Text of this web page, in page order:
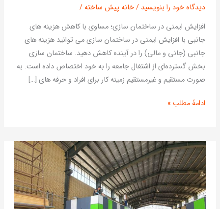
دیدگاه‌ خود را بنویسید /خانه پیش ساخته/
افزایش ایمنی در ساختمان سازی؛ مساوی با کاهش هزینه های
جانبی با افزایش ایمنی در ساختمان سازی می توانید هزینه های
جانبی (جانی و مالی) را در آینده کاهش دهید. ساختمان سازی
بخش گسترده‌ای از اشتغال جامعه را به خود اختصاص داده است. به
صورت مستقیم و غیرمستقیم زمینه کار برای افراد و حرفه های […]
سازی؛
کاهش
هزینه
های
جانبی
ادامۀ مطلب »